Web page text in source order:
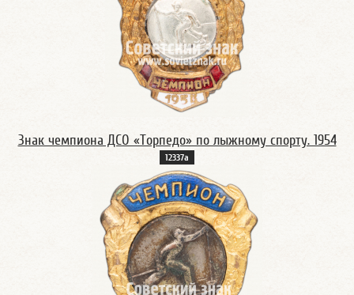
Знак чемпиона ДСО «Торпедо» по лыжному спорту. 1954
12337а